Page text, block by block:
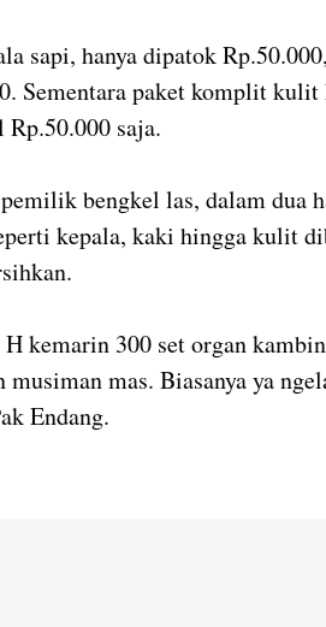
sapi, hanya dipatok
Sementara paket komplit
saja.
bengkel las, dalam dua
kepala, kaki hingga kulit
H kemarin 300 set organ
musiman mas. Biasanya ya
Endang.